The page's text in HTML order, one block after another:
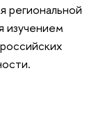
региональной
изучением